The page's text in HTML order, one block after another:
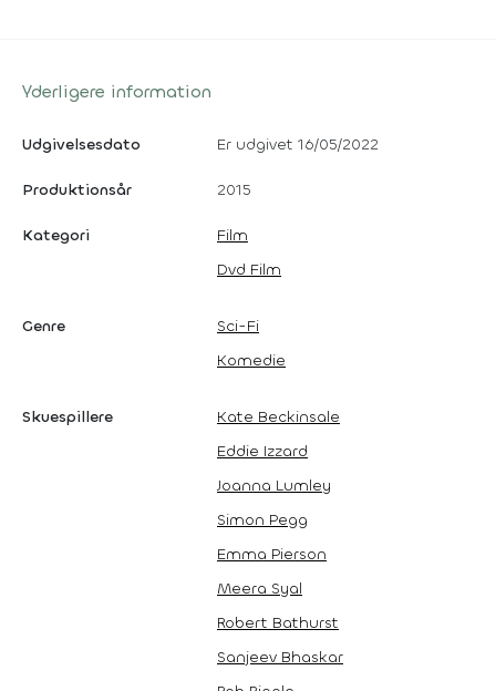
Yderligere information
Udgivelsesdato Er udgivet 16/05/2022
Produktionsår 2015
Kategori
Film
Dvd Film
Genre
Sci-Fi
Komedie
Skuespillere
Kate Beckinsale
Eddie Izzard
Joanna Lumley
Simon Pegg
Emma Pierson
Meera Syal
Robert Bathurst
Sanjeev Bhaskar